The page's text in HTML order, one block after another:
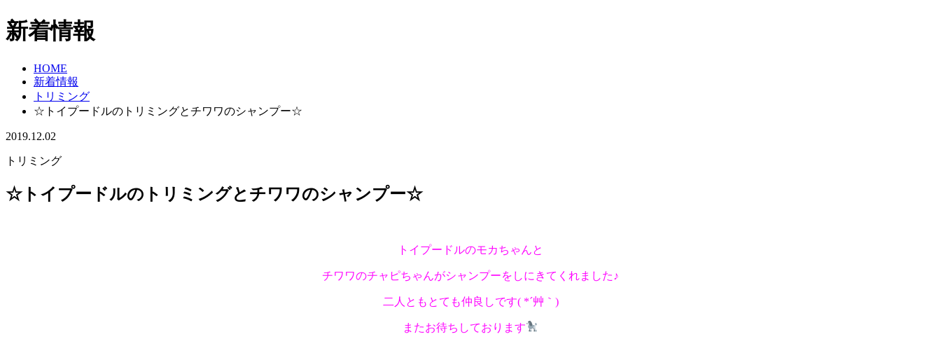
新着情報
HOME
新着情報
トリミング
☆トイプードルのトリミングとチワワのシャンプー☆
2019.12.02
トリミング
☆トイプードルのトリミングとチワワのシャンプー☆
トイプードルのモカちゃんと
チワワのチャピちゃんがシャンプーをしにきてくれました♪
二人ともとても仲良しです( *´艸｀)
またお待ちしております